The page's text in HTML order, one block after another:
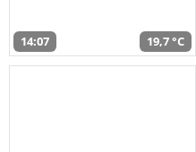
14:07 19,7 °C